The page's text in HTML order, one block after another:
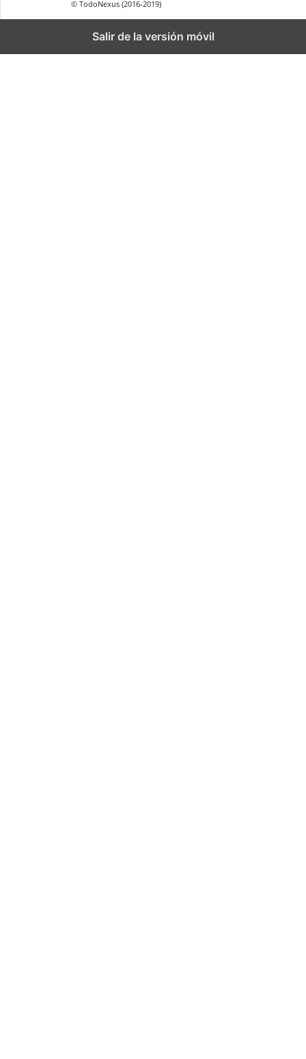
© TodoNexus (2016-2019)
Salir de la versión móvil